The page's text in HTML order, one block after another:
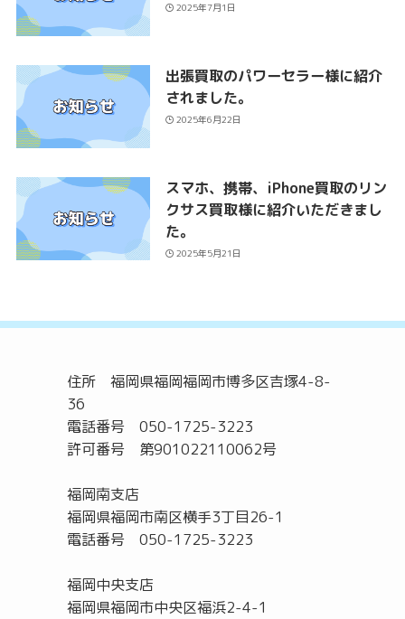
2025年7月1日
出張買取のパワーセラー様に紹介
されました。
2025年6月22日
スマホ、携帯、iPhone買取のリン
クサス買取様に紹介いただきまし
た。
2025年5月21日
住所 福岡県福岡福岡市博多区吉塚4-8-
36
電話番号 050-1725-3223
許可番号 第901022110062号
福岡南支店
福岡県福岡市南区横手3丁目26-1
電話番号 050-1725-3223
福岡中央支店
福岡県福岡市中央区福浜2-4-1